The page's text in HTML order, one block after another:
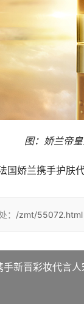
图：娇兰帝
国娇兰携手护
： /zmt/55072.html
新晋彩妆代言人